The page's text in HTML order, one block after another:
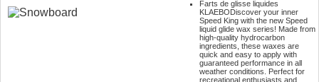
Farts de glisse liquides
KLAEBODiscover your inner
Speed King with the new Speed
liquid glide wax series! Made from
high-quality hydrocarbon
ingredients, these waxes are
quick and easy to apply with
guaranteed performance in all
weather conditions. Perfect for
recreational enthusiasts and